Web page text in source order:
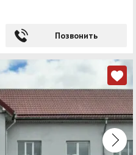
Позвонить